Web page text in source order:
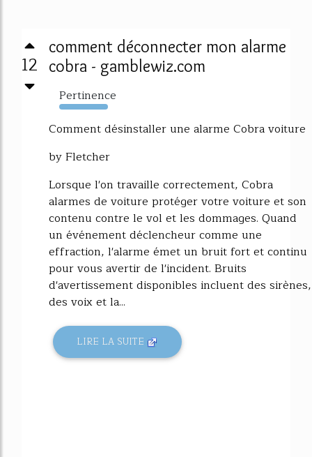
12
comment déconnecter mon alarme
cobra - gamblewiz.com
Pertinence
9156%
Comment désinstaller une alarme Cobra voiture
by Fletcher
Lorsque l'on travaille correctement, Cobra
alarmes de voiture protéger votre voiture et son
contenu contre le vol et les dommages. Quand
un événement déclencheur comme une
effraction, l'alarme émet un bruit fort et continu
pour vous avertir de l'incident. Bruits
d'avertissement disponibles incluent des sirènes,
des voix et la...
LIRE LA SUITE